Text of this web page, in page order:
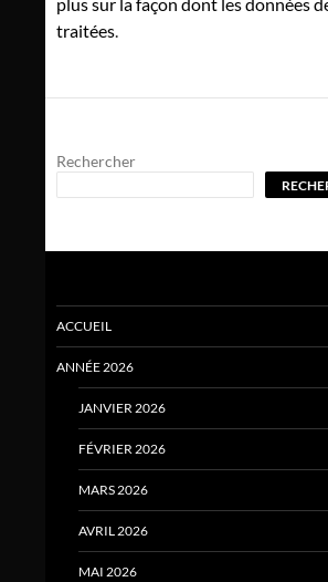
plus sur la façon dont les données
traitées.
Rechercher
ACCUEIL
ANNÉE 2026
JANVIER 2026
FÉVRIER 2026
MARS 2026
AVRIL 2026
MAI 2026